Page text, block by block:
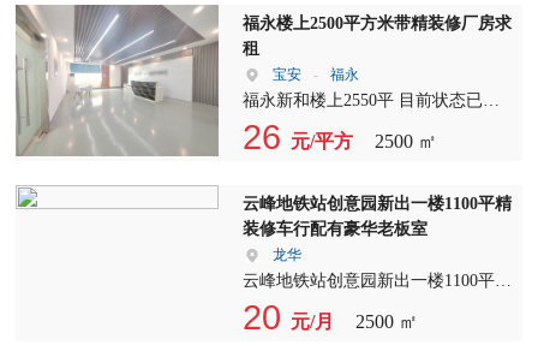
㎡??????? 2层B - 1,800㎡??????? 3层A
- 1,200㎡????? 5层A - 1,584
㎡??????????? 4#厂房层数： 5层 -
1,770㎡??????? 6层 - 1,770㎡???????
层 - 3,212㎡??????? 13层西面A -
㎡??????? 16层B室 - 720㎡??????? 19
层东面 - 1,219㎡??????? ?配套服务：
采用全新“奥的斯”与“三菱”电梯 1-4#
厂房配14台电梯3吨（货梯），园区
超大规划配电，可按需分配。 ?适合
各种行业 1、园区格局、特色、优
积：1567.86㎡5层，一楼做饭堂，楼
上每层8间房共32间 4、
租 金:12.5万/月 5、租 期:清
场交付 一部2吨货梯。楼顶装了光
伏，还可以做仓库，买四层当5层用
6、报价:4100万，看现场合适，报备
福永楼上2500平方米带精装修厂房求
租
宝安 - 福永
福永新和楼上2550平 目前状态已空
豪华装修 水电保留完好 不要转让费
，报价26块钱
26 元/平方 2500 ㎡
云峰地铁站创意园新出一楼1100平精
装修车行配有豪华老板室
龙华
云峰地铁站创意园新出一楼1100平精
装修车行 办公室配有豪华老板室 ，
接待室 打包价55000元，无转让费。
20 元/月 2500 ㎡